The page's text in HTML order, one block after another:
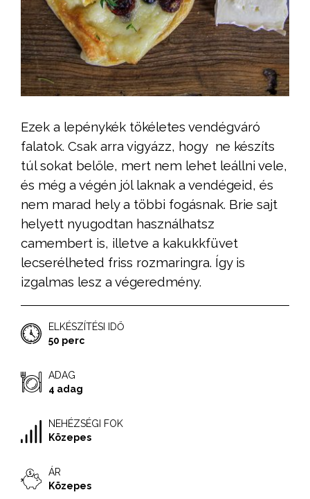
Ezek a lepénykék tökéletes vendégváró
falatok. Csak arra vigyázz, hogy ne készíts
túl sokat belőle, mert nem lehet leállni vele,
és még a végén jól laknak a vendégeid, és
nem marad hely a többi fogásnak. Brie sajt
helyett nyugodtan használhatsz
camembert is, illetve a kakukkfüvet
lecserélheted friss rozmaringra. Így is
izgalmas lesz a végeredmény.
ELKÉSZÍTÉSI IDŐ
50 perc
ADAG
4 adag
NEHÉZSÉGI FOK
Közepes
ÁR
Közepes